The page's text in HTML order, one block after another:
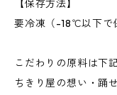
【保存方法】
要冷凍（-18℃以下で
こだわりの原料は下
ちきり屋の想い・踊